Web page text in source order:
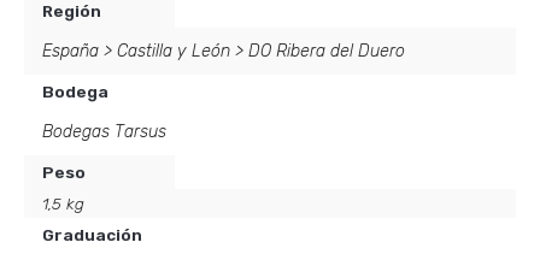
Región
España > Castilla y León > DO Ribera del Duero
Bodega
Bodegas Tarsus
Peso
1,5 kg
Graduación